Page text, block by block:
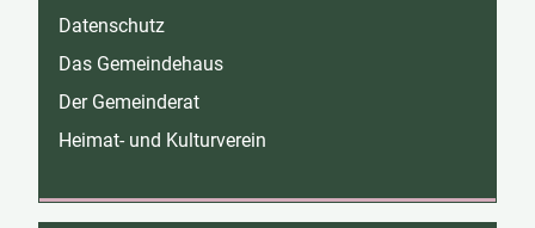
Datenschutz
Das Gemeindehaus
Der Gemeinderat
Heimat- und Kulturverein